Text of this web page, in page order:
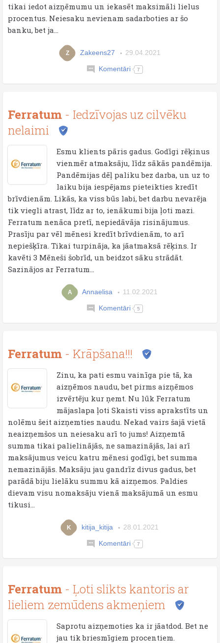
tikai iedot aizņēmumu un iekasēt maksimāli lielus
procentus. Neiesaku nevienam sadarboties ar šo
banku, bet ja...
Z Zakeens27 29.04.2021
Komentāri 7
Ferratum - Iedzīvojas uz cilvēku
nelaimi
Esmu klients pāris gadus. Godīgi rēķinus
vienmēr atmaksāju, līdz sākās pandēmija.
Pandēmijas dēļ paliku bez darba, un uz to
laiku bija iespējams pieteikties kredīt
brīvdienām. Likās, ka viss būs labi, bet darbu nevarēja
tik viegli atrast, līdz ar to, ienākumi bija ļoti mazi.
Ferratum nenāca pretī, nepiedāvāja risinājumus.
Prasīju par vēl mēnesi kredīt brīvdienām, to arī
nepiešķīra. Tikai turpināja, ka jāatmaksā rēķins. Ir
kavēti 3 Mēneši šobrīd, un beidzot sāku strādāt.
Sazinājos ar Ferratum...
A Annaelisa 11.02.2021
Komentāri 5
Ferratum - Krāpšana!!!
Zinu, ka pati esmu vainīga pie tā, ka
aizņēmos naudu, bet pirms aizņēmos
izvērtēju kur ņemt. Nu lūk Ferratum
mājaslapa ļoti Skaisti viss aprakstīts un
nolēmu šeit aizņemties naudu. Nekad vairs šajā vietā
neaizņemšos un neiesaku arī to jums! Aizņemtā
summa tikai palielinājās, ne samazinājās, lai arī
maksājumus veicu katru mēnesi godīgi, bet summa
nemazinājās. Maksāju jau gandrīz divus gadus, bet
parādā biju lielāku summu kā aizņemos. Paldies
dievam visu nomaksāju vienā maksājumā un esmu
tikusi...
K kitija_kitija 28.01.2021
Komentāri 7
Ferratum - Ļoti slikts kantoris ar
lieliem zemūdens akmeņiem
Saprotu aizņemoties ka ir jāatdod. Bet ne
jau tik briesmīgiem procentiem.